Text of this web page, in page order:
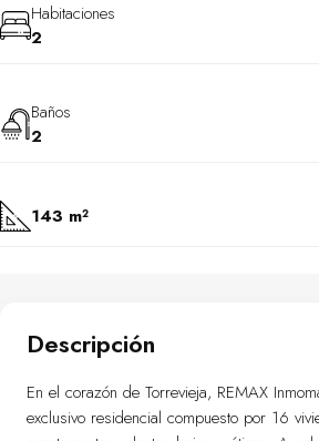
Habitaciones
2
Baños
2
143 m²
Descripción
En el corazón de Torrevieja, REMAX
exclusivo residencial compuesto por 16